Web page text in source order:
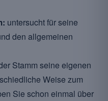
untersucht für seine
den allgemeinen
Stamm seine eigenen
Weise zum
Sie schon einmal über